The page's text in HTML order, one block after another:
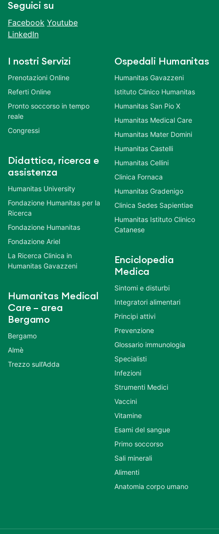
Seguici su
Facebook Youtube
LinkedIn
I nostri Servizi
Prenotazioni Online
Referti Online
Pronto soccorso in tempo
reale
Congressi
Didattica, ricerca e
assistenza
Humanitas University
Fondazione Humanitas per la
Ricerca
Fondazione Humanitas
Fondazione Ariel
La Ricerca Clinica in
Humanitas Gavazzeni
Humanitas Medical
Care – area
Bergamo
Bergamo
Almè
Trezzo sull’Adda
Ospedali Humanitas
Humanitas Gavazzeni
Istituto Clinico Humanitas
Humanitas San Pio X
Humanitas Medical Care
Humanitas Mater Domini
Humanitas Castelli
Humanitas Cellini
Clinica Fornaca
Humanitas Gradenigo
Clinica Sedes Sapientiae
Humanitas Istituto Clinico
Catanese
Enciclopedia
Medica
Sintomi e disturbi
Integratori alimentari
Principi attivi
Prevenzione
Glossario immunologia
Specialisti
Infezioni
Strumenti Medici
Vaccini
Vitamine
Esami del sangue
Primo soccorso
Sali minerali
Alimenti
Anatomia corpo umano